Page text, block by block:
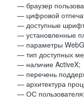
— браузер
— цифровой
— доступные
— установленные
— параметры
— тип доступных
— наличие ActiveX;
— перечень
— архитектура
— ОС пользователя;